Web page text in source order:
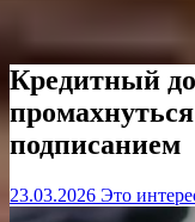
Кредитный
подписанием
23.03.2026 Это